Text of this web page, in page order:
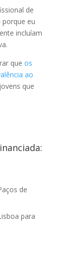
de
eu
incluíam
que os
ao
que
de
para